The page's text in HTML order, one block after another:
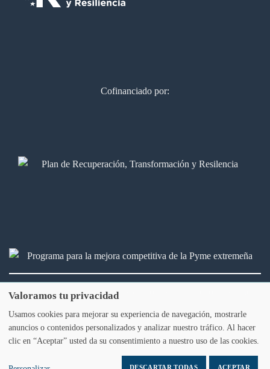
Cofinanciado por:
2026 © Bálamo Legal & fiscal. Todos los derechos reservados
Aviso legal Política de privacidad Política de Cookies
Valoramos tu privacidad
Usamos cookies para mejorar su experiencia de navegación, mostrarle
anuncios o contenidos personalizados y analizar nuestro tráfico. Al hacer
clic en “Aceptar” usted da su consentimiento a nuestro uso de las cookies.
DESCARTAR TODAS ACEPTAR